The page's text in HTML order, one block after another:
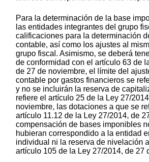
Para la determinación de la base
las entidades integrantes del grupo
calificaciones para la determinación
contable, así como los ajustes al
grupo fiscal. Asimismo, se deberá
de conformidad con el artículo 63 de
de 27 de noviembre, el límite del
contable por gastos financieros se
y no se incluirán la reserva de
refiere el artículo 25 de la Ley 27/
noviembre, las dotaciones a que se
artículo 11.12 de la Ley 27/2014, de
compensación de bases imponibles
hubieran correspondido a la entidad
individual ni la reserva de nivelación
artículo 105 de la Ley 27/2014, de 27